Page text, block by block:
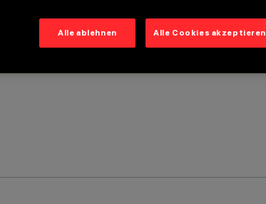
Alle ablehnen Alle Cookies akzeptieren